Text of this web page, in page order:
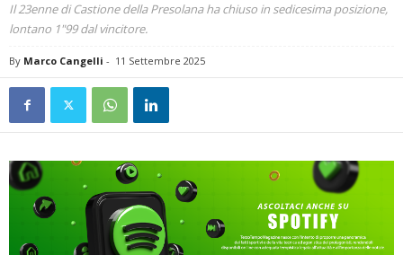
Il 23enne di Castione della Presolana ha chiuso in sedicesima posizione,
lontano 1"99 dal vincitore.
By Marco Cangelli - 11 Settembre 2025